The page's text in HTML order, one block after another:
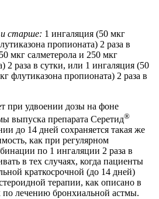
и старше: 1 ингаляция (50 мкг
пропионата) 2 раза в
мкг салметерола и 250 мкг
2 раза в сутки, или 1 ингаляция (50
флутиказона пропионата) 2 раза в
при удвоении дозы на фоне
выпуска препарата Серетид®
до 14 дней сохраняется такая же
как при регулярном
по 1 ингаляции 2 раза в
в тех случаях, когда пациенты
краткосрочной (до 14 дней)
терапии, как описано в
по лечению бронхиальной астмы.